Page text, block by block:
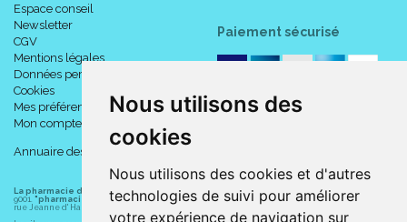
Nous utilisons des
cookies
Nous utilisons des cookies et d'autres
technologies de suivi pour améliorer
votre expérience de navigation sur
Espace conseil
Newsletter
CGV
Mentions légales
Données personnelles
Cookies
Mes préférences Cookies
Mon compte
Annuaire des pharmacies
Paiement sécurisé
La pharmacie du centre à Albert
(80300) est une pharmacie française certifiée ISO
9001. "pharmacie-du-centre-albert.fr " est le site internet de la pharmacie du centre
rue Jeanne d' Harcourt, 80300 Albert.